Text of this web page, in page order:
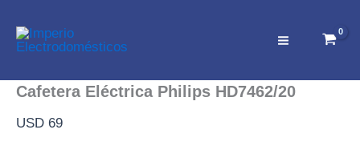
contenido
Cafetera Eléctrica Philips HD7462/20
USD 69